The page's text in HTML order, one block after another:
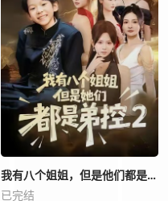
我有八个姐姐，但是他们都是弟控2
已完结